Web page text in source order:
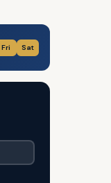
Fri Sat